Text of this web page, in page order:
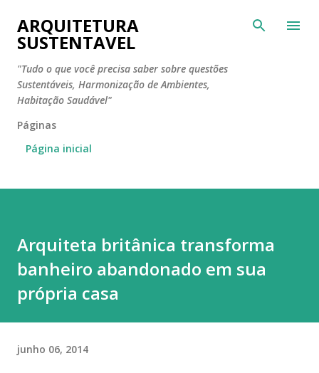
Pular para o conteúdo principal
ARQUITETURA
SUSTENTAVEL
"Tudo o que você precisa saber sobre questões
Sustentáveis, Harmonização de Ambientes,
Habitação Saudável"
Páginas
Página inicial
Arquiteta britânica transforma
banheiro abandonado em sua
própria casa
junho 06, 2014